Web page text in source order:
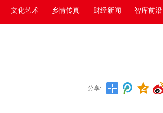
文化艺术 乡情传真 财经新闻 智库前沿
分享: